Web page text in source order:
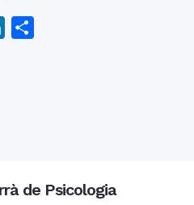
LinkedIn
de Psicologia